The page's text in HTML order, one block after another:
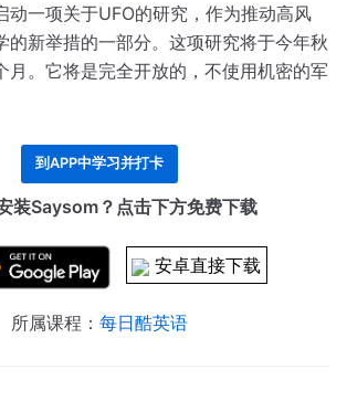
动一项关于UFO的研究，作为推动高风
新举措的一部分。 这项研究将于今年秋
。 它将是完全开放的，不使用机密的军
到APP中学习并打卡
装Saysom？点击下方免费下载
安卓直接下载
所属课程： 每日酷英语